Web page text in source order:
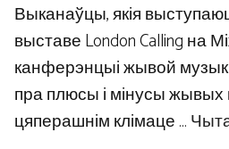
Выканаўцы, якія
выставе London Calling на
канферэнцыі жывой
пра плюсы і мінусы
цяперашнім клімаце …